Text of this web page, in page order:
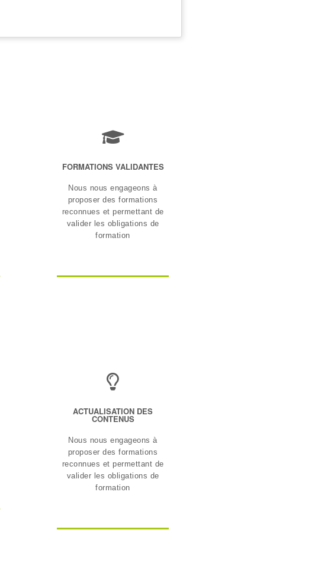
FORMATIONS VALIDANTES
Nous nous engageons à
proposer des formations
reconnues et permettant de
valider les obligations de
formation
ACTUALISATION DES
CONTENUS
Nous nous engageons à
proposer des formations
reconnues et permettant de
valider les obligations de
formation